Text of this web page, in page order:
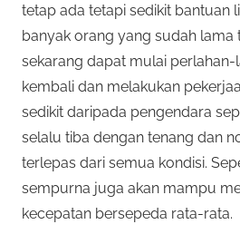
tetap ada tetapi sedikit bantuan
banyak orang yang sudah lama
sekarang dapat mulai
kembali dan melakukan
sedikit daripada pengendara
selalu tiba dengan tenang dan
terlepas dari semua kondisi.
sempurna juga akan mampu
kecepatan bersepeda rata-rata.